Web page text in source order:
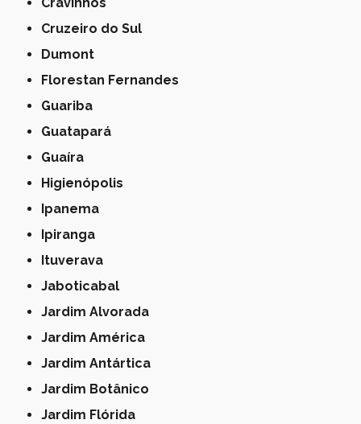
Cravinhos
Cruzeiro do Sul
Dumont
Florestan Fernandes
Guariba
Guatapará
Guaíra
Higienópolis
Ipanema
Ipiranga
Ituverava
Jaboticabal
Jardim Alvorada
Jardim América
Jardim Antártica
Jardim Botânico
Jardim Flórida